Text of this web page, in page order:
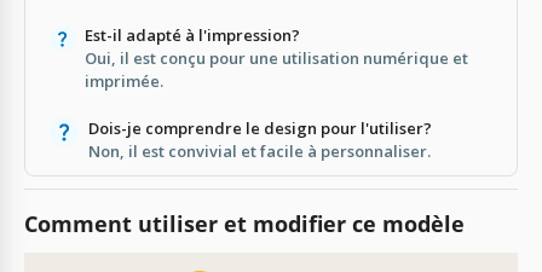
Est-il adapté à l'impression?
Oui, il est conçu pour une utilisation numérique et
imprimée.
Dois-je comprendre le design pour l'utiliser?
Non, il est convivial et facile à personnaliser.
Comment utiliser et modifier ce modèle